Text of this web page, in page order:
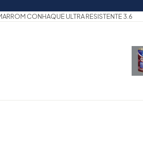
CONHAQUE ULTRA RESISTENTE 3.6